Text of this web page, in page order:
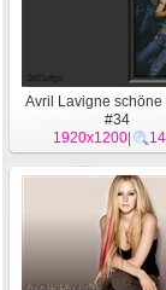
Avril Lavigne schöne
#34
1920x1200